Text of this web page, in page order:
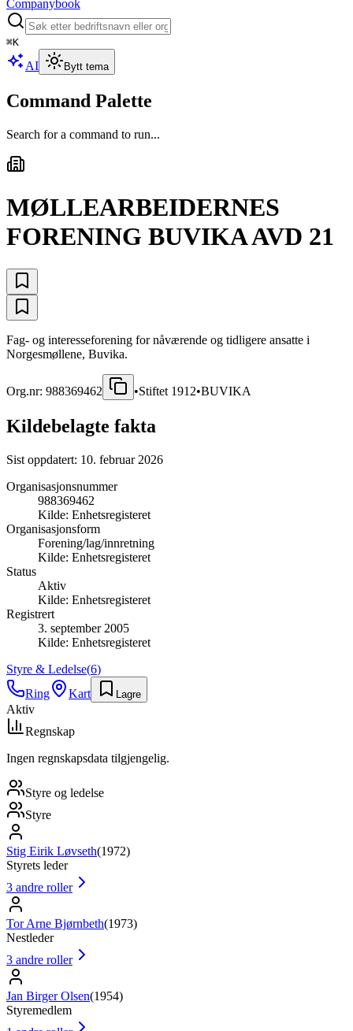
Companybook
⌘K
AI Bytt tema
Command Palette
Search for a command to run...
MØLLEARBEIDERNES
FORENING BUVIKA AVD 21
Fag- og interesseforening for nåværende og tidligere ansatte i
Norgesmøllene, Buvika.
Org.nr: 988369462 •Stiftet 1912•BUVIKA
Kildebelagte fakta
Sist oppdatert: 10. februar 2026
Organisasjonsnummer
988369462
Kilde: Enhetsregisteret
Organisasjonsform
Forening/lag/innretning
Kilde: Enhetsregisteret
Status
Aktiv
Kilde: Enhetsregisteret
Registrert
3. september 2005
Kilde: Enhetsregisteret
Styre & Ledelse(6)
Ring
Kart Lagre
Aktiv
Regnskap
Ingen regnskapsdata tilgjengelig.
Styre og ledelse
Styre
Stig Eirik Løvseth(1972)
Styrets leder
3 andre roller
Tor Arne Bjørnbeth(1973)
Nestleder
3 andre roller
Jan Birger Olsen(1954)
Styremedlem